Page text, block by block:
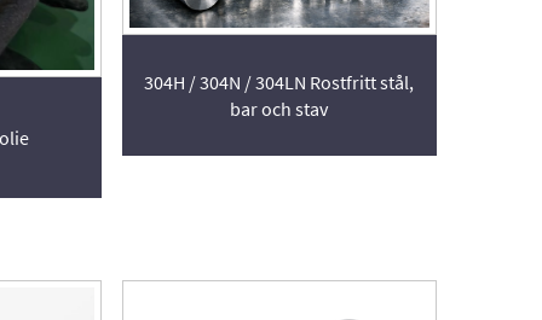
304H / 304N / 304LN Rostfritt stål,
bar och stav